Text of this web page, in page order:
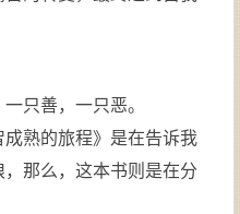
只善，一只恶。
熟的旅程》是在告诉我
那么，这本书则是在分